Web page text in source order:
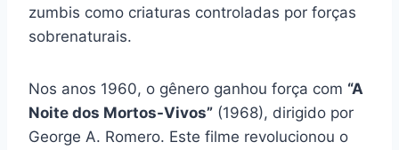
zumbis como criaturas controladas por forças
sobrenaturais.
Nos anos 1960, o gênero ganhou força com “A
Noite dos Mortos-Vivos” (1968), dirigido por
George A. Romero. Este filme revolucionou o